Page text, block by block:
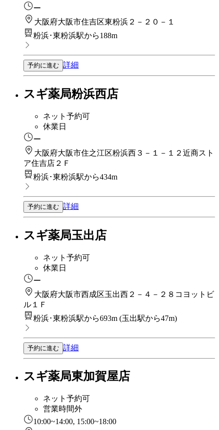
ー
大阪府大阪市住吉区東粉浜２－２０－１
粉浜･東粉浜駅から188m
予約に進む 詳細
スギ薬局粉浜西店
ネット予約可
休業日
ー
大阪府大阪市住之江区粉浜西３－１－１２近商スト
ア住吉店２Ｆ
粉浜･東粉浜駅から434m
予約に進む 詳細
スギ薬局玉出店
ネット予約可
休業日
ー
大阪府大阪市西成区玉出西２－４－２８コヨットビ
ル１Ｆ
粉浜･東粉浜駅から693m (玉出駅から47m)
予約に進む 詳細
スギ薬局東加賀屋店
ネット予約可
営業時間外
10:00~14:00, 15:00~18:00